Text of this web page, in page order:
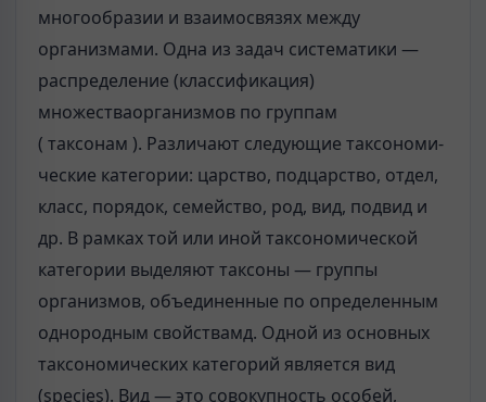
многообразии и взаимосвязях между
организмами. Одна из задач систематики —
распределение (классификация)
множестваорганизмов по группам
( таксонам ). Различают следующие таксономи-
ческие категории: царство, подцарство, отдел,
класс, порядок, семейство, род, вид, подвид и
др. В рамках той или иной таксономической
категории выделяют таксоны — группы
организмов, объединенные по определенным
однородным свойствамд. Одной из основных
таксономических категорий является вид
(species). Вид — это совокупность особей,